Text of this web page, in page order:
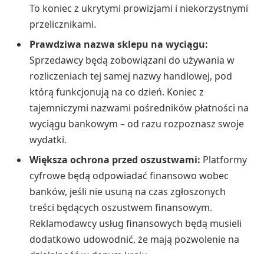
To koniec z ukrytymi prowizjami i niekorzystnymi
przelicznikami.
Prawdziwa nazwa sklepu na wyciągu:
Sprzedawcy będą zobowiązani do używania w
rozliczeniach tej samej nazwy handlowej, pod
którą funkcjonują na co dzień. Koniec z
tajemniczymi nazwami pośredników płatności na
wyciągu bankowym – od razu rozpoznasz swoje
wydatki.
Większa ochrona przed oszustwami: Platformy
cyfrowe będą odpowiadać finansowo wobec
banków, jeśli nie usuną na czas zgłoszonych
treści będących oszustwem finansowym.
Reklamodawcy usług finansowych będą musieli
dodatkowo udowodnić, że mają pozwolenie na